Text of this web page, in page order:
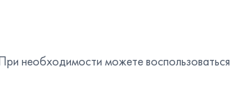
необходимости можете воспользоваться